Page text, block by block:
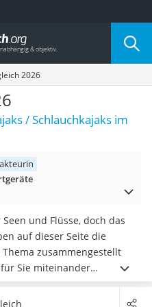
2026
/ Schlauchkajaks im
und Flüsse, doch das
auf dieser Seite die
zusammengestellt
Sie miteinander
Personenanzahl ist die
Kriterien.